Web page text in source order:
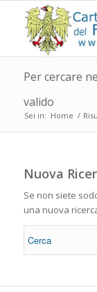
Per cercare
valido
Sei in: Home /
Nuova
Se non siete
una nuova